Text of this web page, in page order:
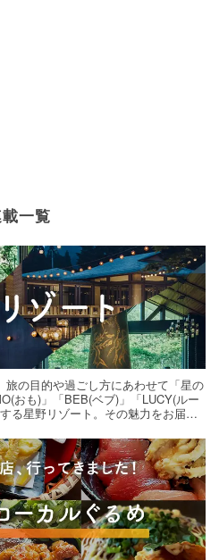
一覧
旅の目的や過ごし方にあわせて「星の
おも)」「BEB(ベブ)」「LUCY(ルー
る星野リゾート。その魅力をお届け